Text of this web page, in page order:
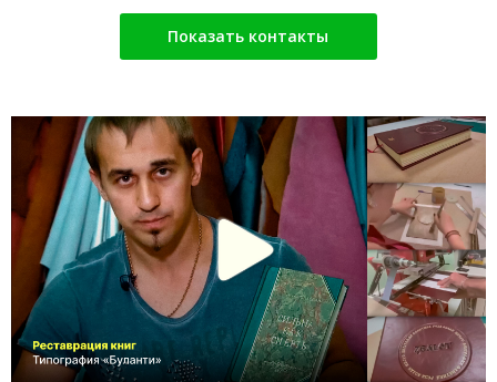
Показать контакты